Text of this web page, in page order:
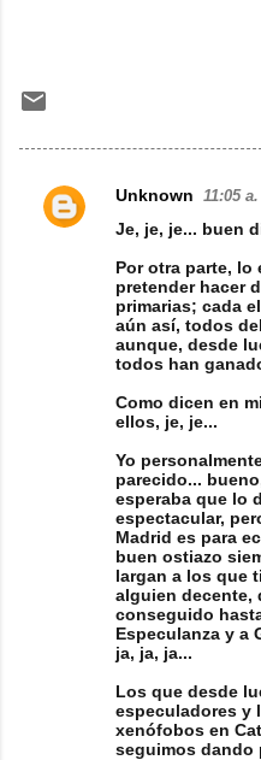
C
Unknown 11:05
Je, je, je... buen
Por otra parte, lo
pretender hacer
primarias; cada
aún así, todos
aunque, desde
todos han
Como dicen en
ellos, je, je...
Yo
parecido...
esperaba que lo
espectacular,
Madrid es para
buen ostiazo
largan a los que
alguien decente,
conseguido
Especulanza y a
ja, ja, ja...
Los que desde
especuladores y
xenófobos en
seguimos dando